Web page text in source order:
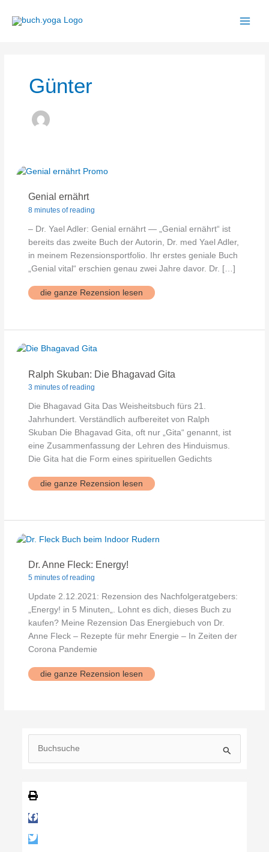
Inhalt
Günter
Genial ernährt
8 minutes of reading
– Dr. Yael Adler: Genial ernährt — „Genial ernährt“ ist
bereits das zweite Buch der Autorin, Dr. med Yael Adler,
in meinem Rezensionsportfolio. Ihr erstes geniale Buch
„Genial vital“ erschien genau zwei Jahre davor. Dr. […]
Genial
ernährt
die ganze Rezension lesen
Ralph Skuban: Die Bhagavad Gita
3 minutes of reading
Die Bhagavad Gita Das Weisheitsbuch fürs 21.
Jahrhundert. Verständlich aufbereitet von Ralph
Skuban Die Bhagavad Gita, oft nur „Gita“ genannt, ist
eine Zusammenfassung der Lehren des Hinduismus.
Die Gita hat die Form eines spirituellen Gedichts
Ralph
Skuban:
die ganze Rezension lesen
Dr. Anne Fleck: Energy!
5 minutes of reading
Update 2.12.2021: Rezension des Nachfolgeratgebers:
„Energy! in 5 Minuten„. Lohnt es dich, dieses Buch zu
kaufen? Meine Rezension Das Energiebuch von Dr.
Anne Fleck – Rezepte für mehr Energie – In Zeiten der
Corona Pandemie
Dr.
Anne
die ganze Rezension lesen
e
n
a